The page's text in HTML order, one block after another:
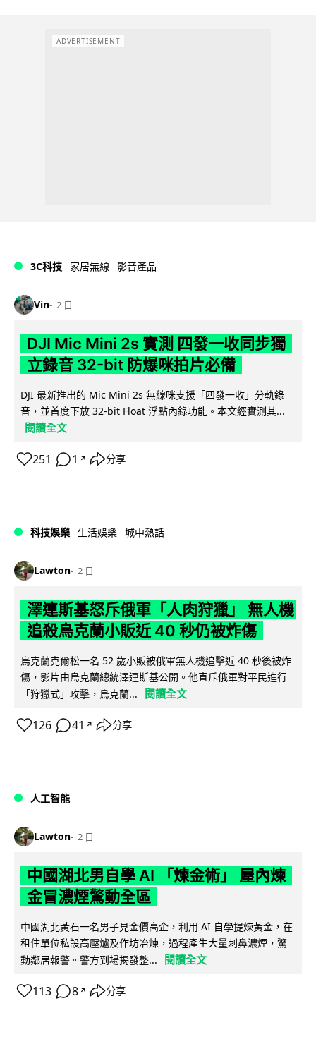
ADVERTISEMENT
3C科技 家居無線 影音產品
Vin 2 日
DJI Mic Mini 2s 實測 四發一收同步獨
立錄音 32-bit 防爆咪拍片必備
DJI 最新推出的 Mic Mini 2s 無線咪支援「四發一收」分軌錄
音，並首度下放 32-bit Float 浮點內錄功能。本文經實測其...
閱讀全文
251 1 ↗ 分享
科技娛樂 生活娛樂 城中熱話
Lawton 2 日
澤連斯基怒斥俄軍「人肉狩獵」 無人機
追殺烏克蘭小販近 40 秒仍被炸傷
烏克蘭克爾松一名 52 歲小販被俄軍無人機追擊近 40 秒後被炸
傷，影片由烏克蘭總統澤連斯基公開。他直斥俄軍對平民進行
「狩獵式」攻擊，烏克蘭...
閱讀全文
126 41 ↗ 分享
人工智能
Lawton 2 日
中國湖北男自學 AI 「煉金術」 屋內煉
金冒濃煙驚動全區
中國湖北黃石一名男子見金價高企，利用 AI 自學提煉黃金，在
租住單位私設高壓爐及作坊冶煉，過程產生大量刺鼻濃煙，驚
動鄰居報警。警方到場揭發整...
閱讀全文
113 8 ↗ 分享